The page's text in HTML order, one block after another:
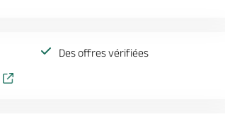
Des offres vérifiées